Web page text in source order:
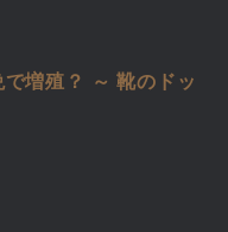
増殖？ ～ 靴のドッ